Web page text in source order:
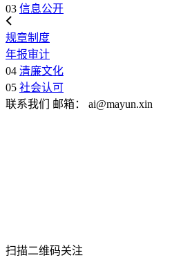
03 信息公开
规章制度
年报审计
04 清廉文化
05 社会认可
联系我们
邮箱： ai@mayun.xin
扫描二维码关注